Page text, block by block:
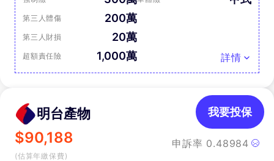
第三人體傷 200萬
第三人財損 20萬
超額責任險 1,000萬 詳情
明台產物
$90,188
(估算年繳保費)
申訴率 0.48984
我要投保